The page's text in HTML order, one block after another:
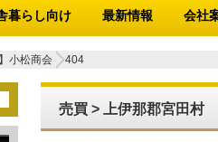
暮らし向け 最新情報 会社
小松商会 404
売買 > 上伊那郡宮田村